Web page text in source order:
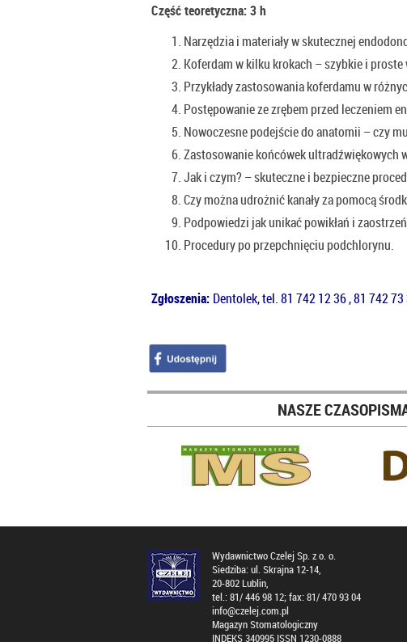
Część teoretyczna: 3 h
Narzędzia i materiały w skutecznej
Koferdam w kilku krokach – szybkie i
Przykłady zastosowania koferdamu w
Postępowanie ze zrębem przed leczeniem
Nowoczesne podejście do anatomii – czy
Zastosowanie końcówek ultradźwiękowych
Jak i czym? – skuteczne i bezpieczne
Czy można udrożnić kanały za pomocą
Podpowiedzi jak unikać powikłań i
Procedury po przepchnięciu podchlorynu.
Zgłoszenia: Dentolek, tel. 81 742 12 36 , 81 742
NASZE
Wydawnictwo Czelej Sp. z o. o.
Siedziba: ul. Skrajna 12-14,
20-802 Lublin,
tel.: 81/ 446 98 12; fax: 81/ 470 93 04
info@czelej.com.pl
Magazyn Stomatologiczny
INDEKS 340995 ISSN 1230-0888